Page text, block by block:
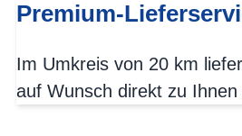
Premium-
Im Umkreis von 20 km
auf Wunsch direkt zu Ihnen